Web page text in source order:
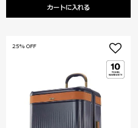
カートに入れる
25% OFF